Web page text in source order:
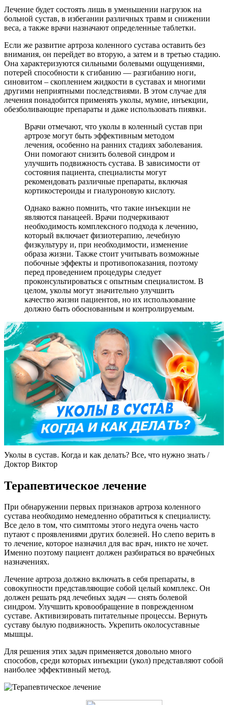
Лечение будет состоять лишь в уменьшении нагрузок на
больной сустав, в избегании различных травм и снижении
веса, а также врачи назначают определенные таблетки.
Если же развитие артроза коленного сустава оставить без
внимания, он перейдет во вторую, а затем и в третью стадию.
Она характеризуются сильными болевыми ощущениями,
потерей способности к сгибанию — разгибанию ноги,
синовитом – скоплением жидкости в суставах и многими
другими неприятными последствиями. В этом случае для
лечения понадобится применять уколы, мумие, инъекции,
обезболивающие препараты и даже использовать пиявки.
Врачи отмечают, что уколы в коленный сустав при
артрозе могут быть эффективным методом
лечения, особенно на ранних стадиях заболевания.
Они помогают снизить болевой синдром и
улучшить подвижность сустава. В зависимости от
состояния пациента, специалисты могут
рекомендовать различные препараты, включая
кортикостероиды и гиалуроновую кислоту.
Однако важно помнить, что такие инъекции не
являются панацеей. Врачи подчеркивают
необходимость комплексного подхода к лечению,
который включает физиотерапию, лечебную
физкультуру и, при необходимости, изменение
образа жизни. Также стоит учитывать возможные
побочные эффекты и противопоказания, поэтому
перед проведением процедуры следует
проконсультироваться с опытным специалистом. В
целом, уколы могут значительно улучшить
качество жизни пациентов, но их использование
должно быть обоснованным и контролируемым.
Уколы в сустав. Когда и как делать? Все, что нужно знать /
Доктор Виктор
Терапевтическое лечение
При обнаружении первых признаков артроза коленного
сустава необходимо немедленно обратиться к специалисту.
Все дело в том, что симптомы этого недуга очень часто
путают с проявлениями других болезней. Но слепо верить в
то лечение, которое назначил для вас врач, никто не хочет.
Именно поэтому пациент должен разбираться во врачебных
назначениях.
Лечение артроза должно включать в себя препараты, в
совокупности представляющие собой целый комплекс. Он
должен решать ряд лечебных задач — снять болевой
синдром. Улучшить кровообращение в поврежденном
суставе. Активизировать питательные процессы. Вернуть
суставу былую подвижность. Укрепить околосуставные
мышцы.
Для решения этих задач применяется довольно много
способов, среди которых инъекции (укол) представляют собой
наиболее эффективный метод.